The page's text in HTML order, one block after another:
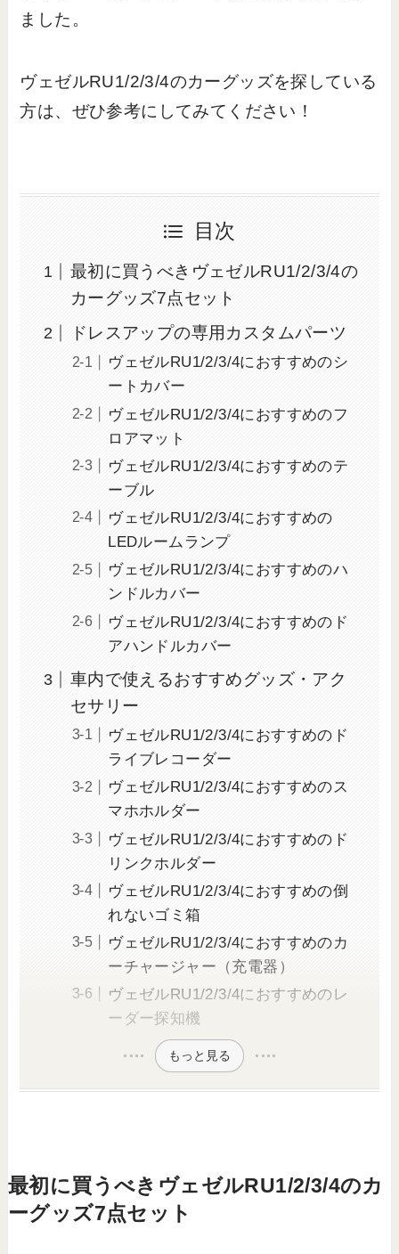
ました。
ヴェゼルRU1/2/3/4のカーグッズを探している
方は、ぜひ参考にしてみてください！
目次
最初に買うべきヴェゼルRU1/2/3/4の
カーグッズ7点セット
ドレスアップの専用カスタムパーツ
ヴェゼルRU1/2/3/4におすすめのシ
ートカバー
ヴェゼルRU1/2/3/4におすすめのフ
ロアマット
ヴェゼルRU1/2/3/4におすすめのテ
ーブル
ヴェゼルRU1/2/3/4におすすめの
LEDルームランプ
ヴェゼルRU1/2/3/4におすすめのハ
ンドルカバー
ヴェゼルRU1/2/3/4におすすめのド
アハンドルカバー
車内で使えるおすすめグッズ・アク
セサリー
ヴェゼルRU1/2/3/4におすすめのド
ライブレコーダー
ヴェゼルRU1/2/3/4におすすめのス
マホホルダー
ヴェゼルRU1/2/3/4におすすめのド
リンクホルダー
ヴェゼルRU1/2/3/4におすすめの倒
れないゴミ箱
ヴェゼルRU1/2/3/4におすすめのカ
ーチャージャー（充電器）
ヴェゼルRU1/2/3/4におすすめのレ
ーダー探知機
もっと見る
最初に買うべきヴェゼルRU1/2/3/4のカ
ーグッズ7点セット